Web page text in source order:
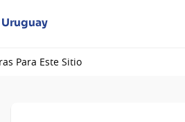
Para Este Sitio